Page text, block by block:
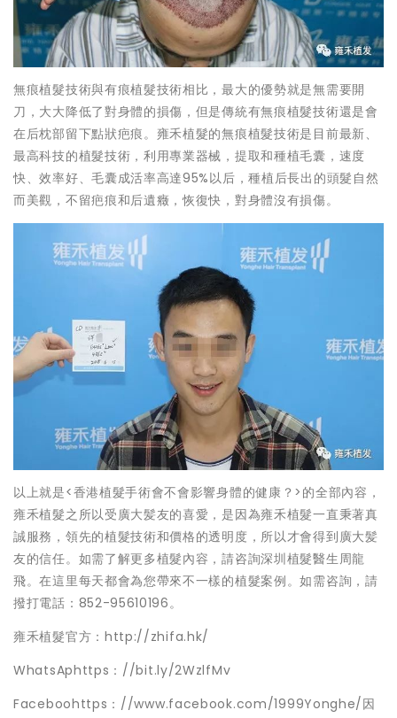
無痕植髮技術與有痕植髮技術相比，最大的優勢就是無需要開
刀，大大降低了對身體的損傷，但是傳統有無痕植髮技術還是會
在后枕部留下點狀疤痕。雍禾植髮的無痕植髮技術是目前最新、
最高科技的植髮技術，利用專業器械，提取和種植毛囊，速度
快、效率好、毛囊成活率高達95%以后，種植后長出的頭髮自然
而美觀，不留疤痕和后遺癥，恢復快，對身體沒有損傷。
以上就是<香港植髮手術會不會影響身體的健康？>的全部內容，
雍禾植髮之所以受廣大髪友的喜愛，是因為雍禾植髮一直秉著真
誠服務，領先的植髮技術和價格的透明度，所以才會得到廣大髪
友的信任。如需了解更多植髮內容，請咨詢深圳植髮醫生周龍
飛。在這里每天都會為您帶來不一樣的植髮案例。如需咨詢，請
撥打電話：852-95610196。
雍禾植髮官方：http://zhifa.hk/
WhatsAphttps：//bit.ly/2WzlfMv
Faceboohttps：//www.facebook.com/1999Yonghe/因